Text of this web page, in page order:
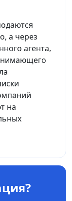
а через
агента,
на